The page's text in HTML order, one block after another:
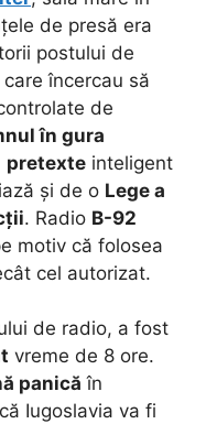
de presă era
postului de
încercau să
de
în gura
pretexte inteligent
și de o Lege a
. Radio B-92
motiv că folosea
cel autorizat.
de radio, a fost
vreme de 8 ore.
panică în
Iugoslavia va fi